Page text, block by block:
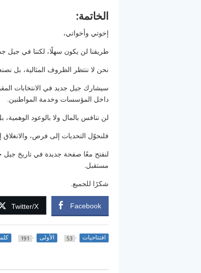
الخاتمة:
إخوتي وأخواتي،
طريقنا لن يكون سهلًا، لكننا في جيل
نحن لا ننتظر الظروف المثالية، بل
سيشارك جيل جديد في الانتخابات
داخل المؤسسات وخدمة المواطنين.
لن ننافس بالمال ولا بالوعود
فلنحوّل التحديات إلى فرص،
لنفتح معًا صفحة جديدة في تاريخ جيل
مستقبل.
شكرًا للجميع.
Facebook
Twitter/X
افتتاحيات 53 الأولى 191